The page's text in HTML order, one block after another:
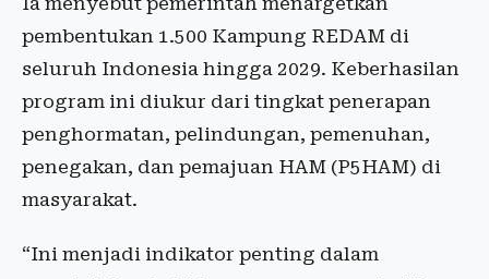
pembentukan 1.500 Kampung REDAM di
seluruh Indonesia hingga 2029. Keberhasilan
program ini diukur dari tingkat penerapan
penghormatan, pelindungan, pemenuhan,
penegakan, dan pemajuan HAM (P5HAM) di
masyarakat.
“Ini menjadi indikator penting dalam